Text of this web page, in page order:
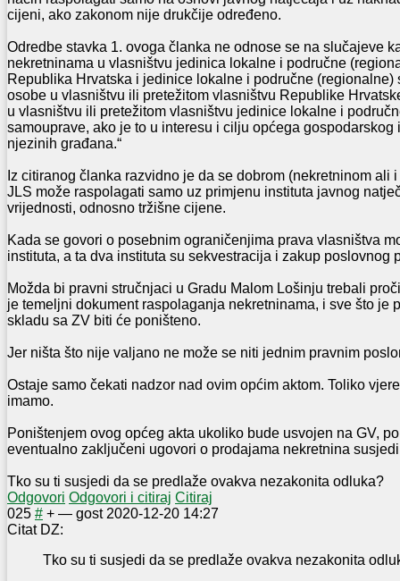
cijeni, ako zakonom nije drukčije određeno.
Odredbe stavka 1. ovoga članka ne odnose se na slučajeve
nekretninama u vlasništvu jedinica lokalne i područne
Republika Hrvatska i jedinice lokalne i područne (regionalne)
osobe u vlasništvu ili pretežitom vlasništvu Republike
u vlasništvu ili pretežitom vlasništvu jedinice lokalne i
samouprave, ako je to u interesu i cilju općega gospodarskog
njezinih građana.“
Iz citiranog članka razvidno je da se dobrom (nekretninom ali
JLS može raspolagati samo uz primjenu instituta javnog
vrijednosti, odnosno tržišne cijene.
Kada se govori o posebnim ograničenjima prava vlasništva
instituta, a ta dva instituta su sekvestracija i zakup poslovnog
Možda bi pravni stručnjaci u Gradu Malom Lošinju trebali
je temeljni dokument raspolaganja nekretninama, i sve što je
skladu sa ZV biti će poništeno.
Jer ništa što nije valjano ne može se niti jednim pravnim
Ostaje samo čekati nadzor nad ovim općim aktom. Toliko
imamo.
Poništenjem ovog općeg akta ukoliko bude usvojen na GV,
eventualno zaključeni ugovori o prodajama nekretnina
Tko su ti susjedi da se predlaže ovakva nezakonita odluka?
Odgovori Odgovori i citiraj Citiraj
025 # + — gost 2020-12-20 14:27
Citat DZ:
Tko su ti susjedi da se predlaže ovakva nezakonita